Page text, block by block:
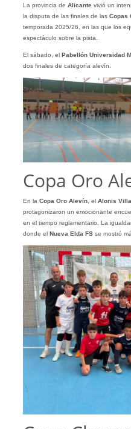
La provincia de Alicantevivió un
la disputa de las finales de las Copas
temporada 2025/26, en las que los
espectáculo sobre la pista.
El sábado, elPabellón Universidad
dos finales de categoría alevín.
Copa Oro
En la Copa Oro Alevín, el Alonis
protagonizaron un emocionante
en el tiempo reglamentario. La
donde el Nueva Elda FSse mostró